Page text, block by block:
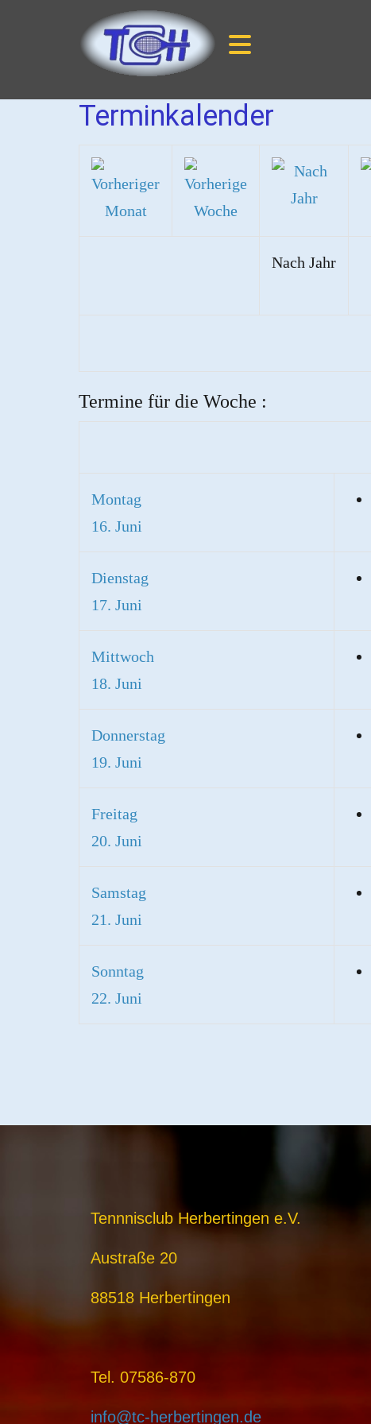
Terminkalender
Nach Jahr
Termine für die Woche :
Montag
16. Juni
Dienstag
17. Juni
Mittwoch
18. Juni
Donnerstag
19. Juni
Freitag
20. Juni
Samstag
21. Juni
Sonntag
22. Juni
Tennnisclub Herbertingen e.V.
Austraße 20
88518 Herbertingen
Tel. 07586-870
info@tc-herbertingen.de